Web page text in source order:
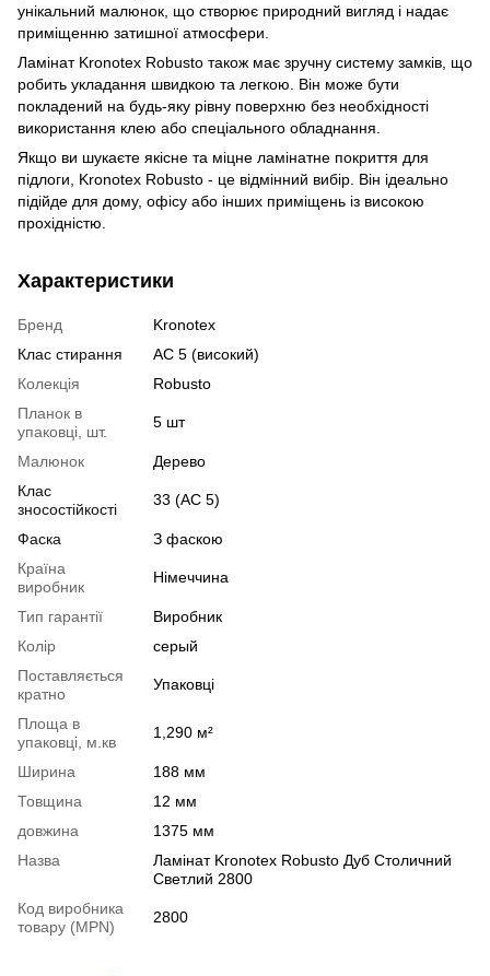
унікальний малюнок, що створює природний вигляд і надає
приміщенню затишної атмосфери.
Ламінат Kronotex Robusto також має зручну систему замків, що
робить укладання швидкою та легкою. Він може бути
покладений на будь-яку рівну поверхню без необхідності
використання клею або спеціального обладнання.
Якщо ви шукаєте якісне та міцне ламінатне покриття для
підлоги, Kronotex Robusto - це відмінний вибір. Він ідеально
підійде для дому, офісу або інших приміщень із високою
прохідністю.
Характеристики
Бренд
Kronotex
Клас стирання
АС 5 (високий)
Колекція
Robusto
Планок в
упаковці, шт.
5 шт
Малюнок
Дерево
Клас
зносостійкості
33 (АС 5)
Фаска
З фаскою
Країна
виробник
Німеччина
Тип гарантії
Виробник
Колір
серый
Поставляється
кратно
Упаковці
Площа в
упаковці, м.кв
1,290 м²
Ширина
188 мм
Товщина
12 мм
довжина
1375 мм
Назва
Ламінат Kronotex Robusto Дуб Столичний
Светлий 2800
Код виробника
товару (MPN)
2800